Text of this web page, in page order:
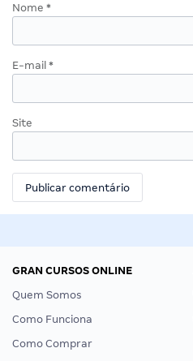
Nome *
E-mail *
Site
GRAN CURSOS ONLINE
Quem Somos
Como Funciona
Como Comprar